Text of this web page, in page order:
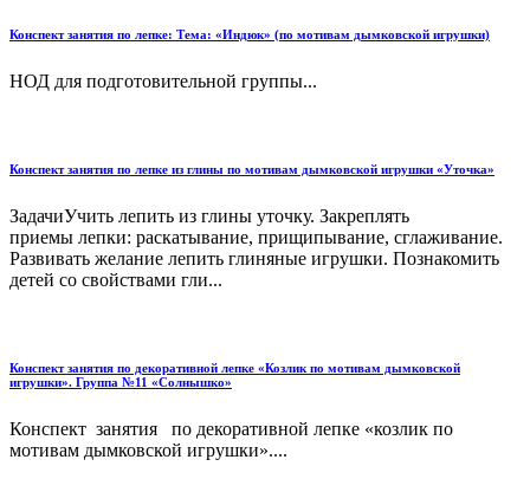
Конспект занятия по лепке: Тема: «Индюк» (по мотивам дымковской игрушки)
НОД для подготовительной группы...
Конспект занятия по лепке из глины по мотивам дымковской игрушки «Уточка»
ЗадачиУчить лепить из глины уточку. Закреплять
приемы лепки: раскатывание, прищипывание, сглаживание.
Развивать желание лепить глиняные игрушки. Познакомить
детей со свойствами гли...
Конспект занятия по декоративной лепке «Козлик по мотивам дымковской
игрушки». Группа №11 «Солнышко»
Конспект занятия по декоративной лепке «козлик по
мотивам дымковской игрушки»....